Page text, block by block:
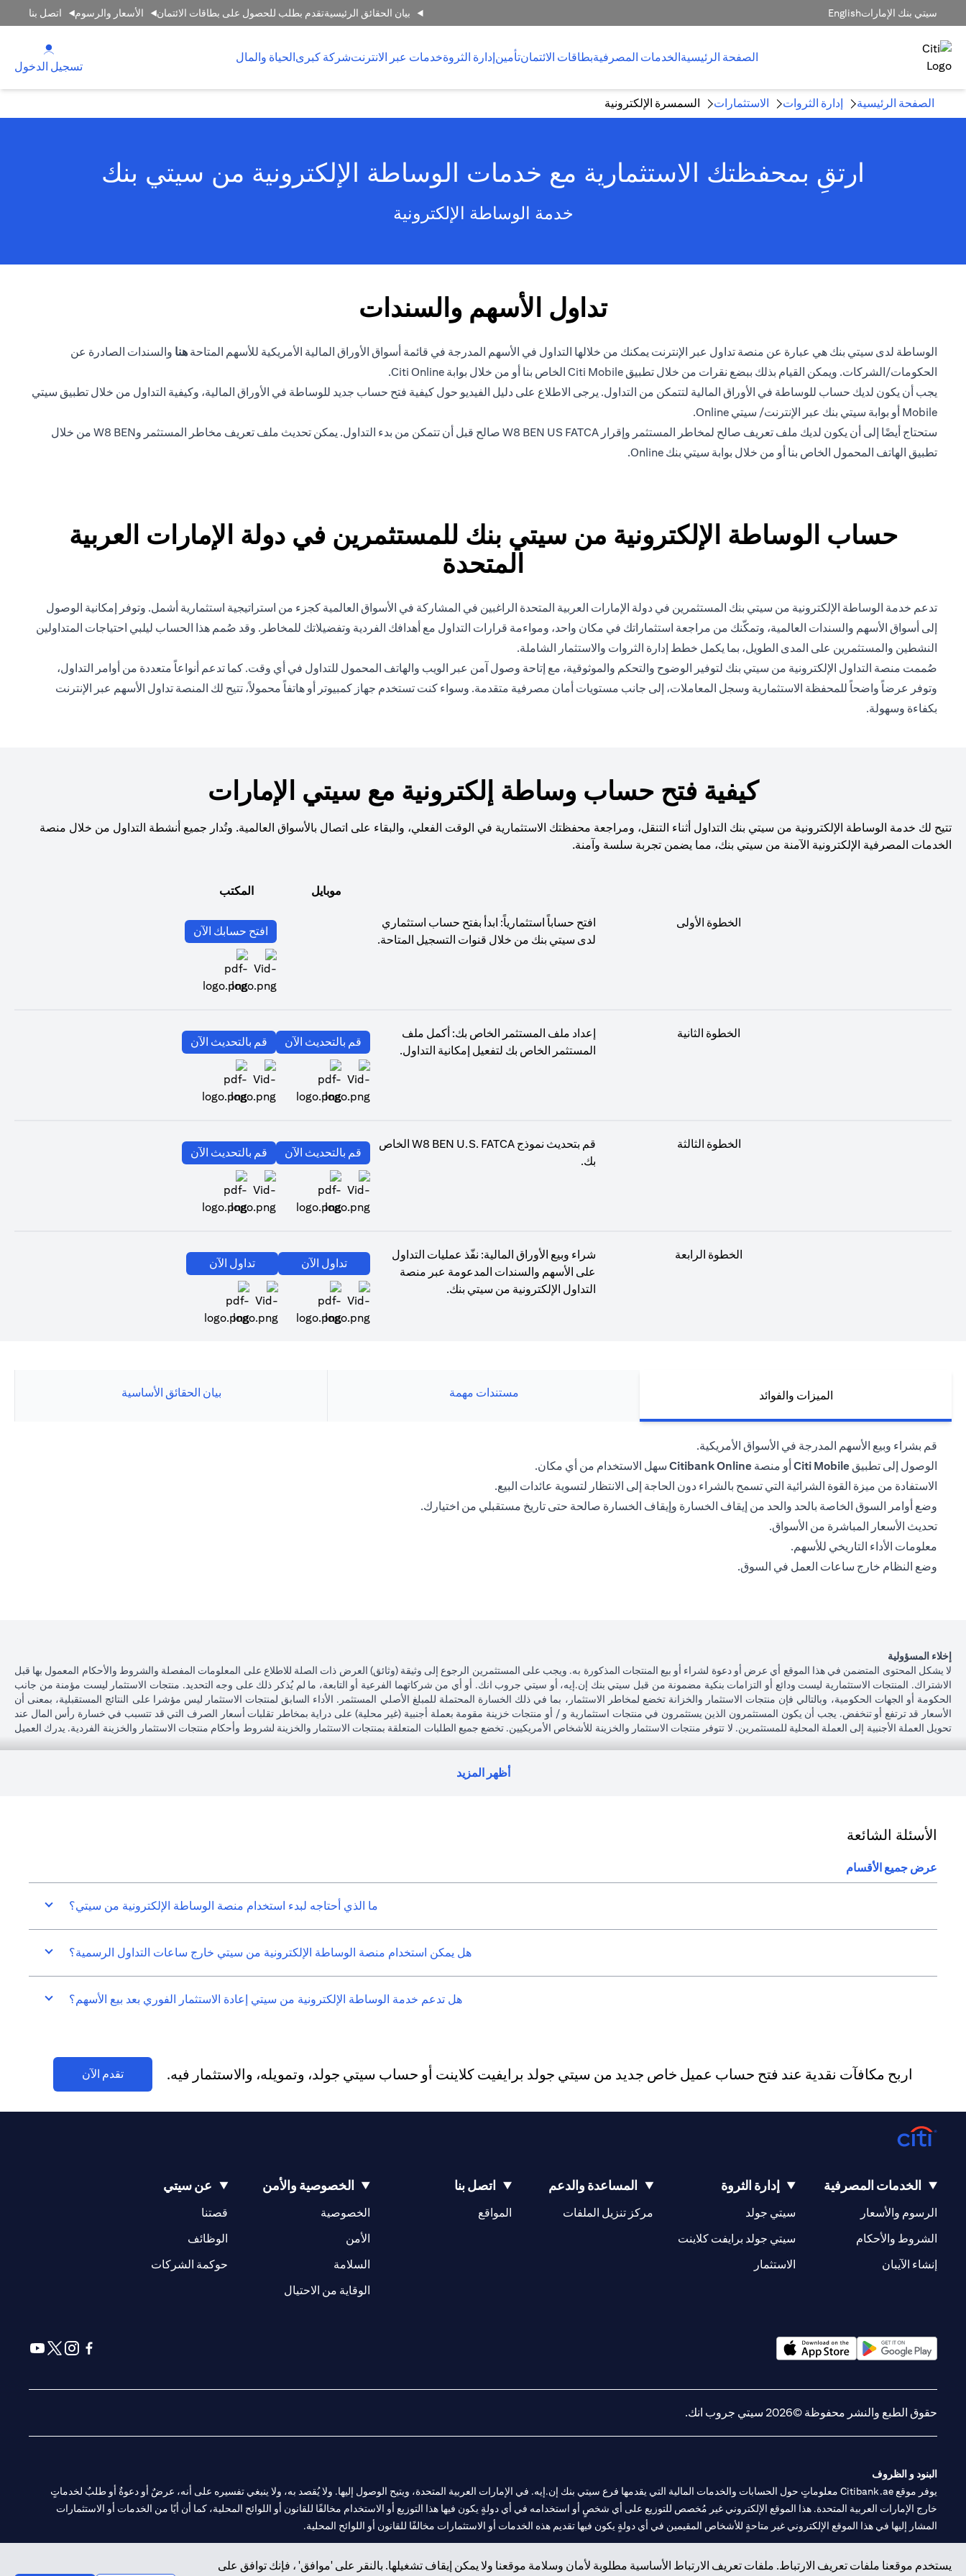
سيتي بنك الإماراتEnglish بيان الحقائق الرئيسيةتقدم بطلب للحصول على بطاقات الائتمان الأسعار والرسوم اتصل بنا
الصفحة الرئيسيةالخدمات المصرفيةبطاقات الائتمانتأمينإدارة الثروةخدمات عبر الانترنتشركة كبرىالحياة والمال
تسجيل الدخول
الصفحة الرئيسية إدارة الثروات الاستثمارات السمسرة الإلكترونية
ارتقِ بمحفظتك الاستثمارية مع خدمات الوساطة الإلكترونية من سيتي بنك
خدمة الوساطة الإلكترونية
تداول الأسهم والسندات
الوساطة لدى سيتي بنك هي عبارة عن منصة تداول عبر الإنترنت يمكنك من خلالها التداول في الأسهم المدرجة في قائمة أسواق الأوراق المالية الأمريكية للأسهم المتاحة هنا والسندات الصادرة عن
الحكومات/الشركات. ويمكن القيام بذلك ببضع نقرات من خلال تطبيق Citi Mobile الخاص بنا أو من خلال بوابة Citi Online.
يجب أن يكون لديك حساب للوساطة في الأوراق المالية لتتمكن من التداول. يرجى الاطلاع على دليل الفيديو حول كيفية فتح حساب جديد للوساطة في الأوراق المالية، وكيفية التداول من خلال تطبيق سيتي
Mobile أو بوابة سيتي بنك عبر الإنترنت/ سيتي Online.
ستحتاج أيضًا إلى أن يكون لديك ملف تعريف صالح لمخاطر المستثمر وإقرار W8 BEN US FATCA صالح قبل أن تتمكن من بدء التداول. يمكن تحديث ملف تعريف مخاطر المستثمر وW8 BEN من خلال
تطبيق الهاتف المحمول الخاص بنا أو من خلال بوابة سيتي بنك Online.
حساب الوساطة الإلكترونية من سيتي بنك للمستثمرين في دولة الإمارات العربية
المتحدة
تدعم خدمة الوساطة الإلكترونية من سيتي بنك المستثمرين في دولة الإمارات العربية المتحدة الراغبين في المشاركة في الأسواق العالمية كجزء من استراتيجية استثمارية أشمل. وتوفر إمكانية الوصول
إلى أسواق الأسهم والسندات العالمية، وتمكّنك من مراجعة استثماراتك في مكان واحد، ومواءمة قرارات التداول مع أهدافك الفردية وتفضيلاتك للمخاطر. وقد صُمم هذا الحساب ليلبي احتياجات المتداولين
النشطين والمستثمرين على المدى الطويل، بما يكمل خطط إدارة الثروات والاستثمار الشاملة.
صُممت منصة التداول الإلكترونية من سيتي بنك لتوفير الوضوح والتحكم والموثوقية، مع إتاحة وصول آمن عبر الويب والهاتف المحمول للتداول في أي وقت. كما تدعم أنواعاً متعددة من أوامر التداول،
وتوفر عرضاً واضحاً للمحفظة الاستثمارية وسجل المعاملات، إلى جانب مستويات أمان مصرفية متقدمة. وسواء كنت تستخدم جهاز كمبيوتر أو هاتفاً محمولاً، تتيح لك المنصة تداول الأسهم عبر الإنترنت
بكفاءة وسهولة.
كيفية فتح حساب وساطة إلكترونية مع سيتي الإمارات
تتيح لك خدمة الوساطة الإلكترونية من سيتي بنك التداول أثناء التنقل، ومراجعة محفظتك الاستثمارية في الوقت الفعلي، والبقاء على اتصال بالأسواق العالمية. وتُدار جميع أنشطة التداول من خلال منصة
الخدمات المصرفية الإلكترونية الآمنة من سيتي بنك، مما يضمن تجربة سلسة وآمنة.
موبايل المكتب
الخطوة الأولى
افتح حساباً استثمارياً: ابدأ بفتح حساب استثماري
لدى سيتي بنك من خلال قنوات التسجيل المتاحة.
افتح حسابك الآن
الخطوة الثانية
إعداد ملف المستثمر الخاص بك: أكمل ملف
المستثمر الخاص بك لتفعيل إمكانية التداول.
قم بالتحديث الآن قم بالتحديث الآن
الخطوة الثالثة
قم بتحديث نموذج W8 BEN U.S. FATCA الخاص
بك.
قم بالتحديث الآن قم بالتحديث الآن
الخطوة الرابعة
شراء وبيع الأوراق المالية: نفّذ عمليات التداول
على الأسهم والسندات المدعومة عبر منصة
التداول الإلكترونية من سيتي بنك.
تداول الآن تداول الآن
الميزات والفوائد مستندات مهمة بيان الحقائق الأساسية
قم بشراء وبيع الأسهم المدرجة في الأسواق الأمريكية.
الوصول إلى تطبيق Citi Mobile أو منصة Citibank Online سهل الاستخدام من أي مكان.
الاستفادة من ميزة القوة الشرائية التي تسمح بالشراء دون الحاجة إلى الانتظار لتسوية عائدات البيع.
وضع أوامر السوق الخاصة بالحد والحد من إيقاف الخسارة وإيقاف الخسارة صالحة حتى تاريخ مستقبلي من اختيارك.
تحديث الأسعار المباشرة من الأسواق.
معلومات الأداء التاريخي للأسهم.
وضع النظام خارج ساعات العمل في السوق.
إخلاء المسؤولية
لا يشكل المحتوى المتضمن في هذا الموقع أي عرض أو دعوة لشراء أو بيع المنتجات المذكورة به. ويجب على المستثمرين الرجوع إلى وثيقة (وثائق) العرض ذات الصلة للاطلاع على المعلومات المفصلة والشروط والأحكام المعمول بها قبل
الاشتراك. المنتجات الاستثمارية ليست ودائع أو التزامات بنكية مضمونة من قبل سيتي بنك إن.إيه، أو سيتي جروب انك. أو أي من شركاتهما الفرعية أو التابعة، ما لم يُذكر ذلك على وجه التحديد. منتجات الاستثمار ليست مؤمنة من جانب
الحكومة أو الجهات الحكومية، وبالتالي فإن منتجات الاستثمار والخزانة تخضع لمخاطر الاستثمار، بما في ذلك الخسارة المحتملة للمبلغ الأصلي المستثمر. الأداء السابق لمنتجات الاستثمار ليس مؤشرا على النتائج المستقبلية، بمعنى أن
الأسعار قد ترتفع أو تنخفض. يجب أن يكون المستثمرون الذين يستثمرون في منتجات استثمارية و / أو منتجات خزينة مقومة بعملة أجنبية (غير محلية) على دراية بمخاطر تقلبات أسعار الصرف التي قد تتسبب في خسارة رأس المال عند
تحويل العملة الأجنبية إلى العملة المحلية للمستثمرين. لا تتوفر منتجات الاستثمار والخزينة للأشخاص الأمريكيين. تخضع جميع الطلبات المتعلقة بمنتجات الاستثمار والخزينة لشروط وأحكام منتجات الاستثمار والخزينة الفردية. يدرك العميل
أظهر المزيد
الأسئلة الشائعة
عرض جميع الأقسام
ما الذي أحتاجه لبدء استخدام منصة الوساطة الإلكترونية من سيتي؟
هل يمكن استخدام منصة الوساطة الإلكترونية من سيتي خارج ساعات التداول الرسمية؟
هل تدعم خدمة الوساطة الإلكترونية من سيتي إعادة الاستثمار الفوري بعد بيع الأسهم؟
اربح مكافآت نقدية عند فتح حساب عميل خاص جديد من سيتي جولد برايفيت كلاينت أو حساب سيتي جولد، وتمويله، والاستثمار فيه. تقدم الآن
يستخدم موقعنا ملفات تعريف الارتباط. ملفات تعريف الارتباط الأساسية مطلوبة لأمان وسلامة موقعنا ولا يمكن إيقاف تشغيلها. بالنقر على 'موافق' ، فإنك توافق على
الخدمات المصرفية
الرسوم والأسعار
الشروط والأحكام
إنشاء الآيبان
إدارة الثروة
سيتي جولد
سيتي جولد برايفت كلاينت
الاستثمار
المساعدة والدعم
مركز تنزيل الملفات
اتصل بنا
المواقع
(opens in a new tab)
الخصوصية والأمن
الخصوصية
الأمن
السلامة
الوقاية من الاحتيال
عن سيتي
قصتنا
(opens in a new tab)
الوظائف
(opens in a new tab)
حوكمة الشركات
(opens in a new tab)
حقوق الطبع والنشر محفوظة ©2026 سيتي جروب انك.
البنود و الظروف
يوفر موقع Citibank.ae معلوماتٍ حول الحسابات والخدمات المالية التي يقدمها فرع سيتي بنك إن.إيه. في الإمارات العربية المتحدة، ويتيح الوصول إليها. ولا يُقصد به، ولا ينبغي تفسيره على أنه، عرضٌ أو دعوةٌ أو طلبٌ لخدماتٍ
خارج الإمارات العربية المتحدة. هذا الموقع الإلكتروني غير مُخصص للتوزيع على أي شخصٍ أو استخدامه في أي دولةٍ يكون فيها هذا التوزيع أو الاستخدام مخالفًا للقانون أو اللوائح المحلية، كما أن أيًا من الخدمات أو الاستثمارات
المشار إليها في هذا الموقع الإلكتروني غير متاحةٍ للأشخاص المقيمين في أي دولةٍ يكون فيها تقديم هذه الخدمات أو الاستثمارات مخالفًا للقانون أو اللوائح المحلية.
سيتي بنك هي علامة خدمة لشركة Citigroup Inc. أو .Citibank N.A ، مستخدمة ومسجلة في جميع أنحاء العالم.